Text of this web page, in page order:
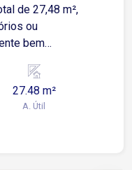
de 27,48 m²,
ou
proporcionando
Banheiro privativo
vinculada à
27.48 m²
A. Útil